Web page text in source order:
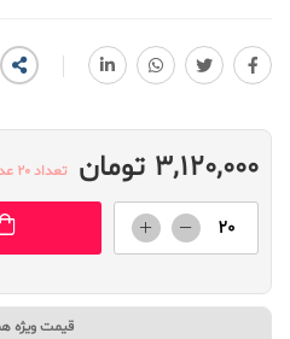
3,120,000 تومان تعداد 20 عدد
قیمت ویژه